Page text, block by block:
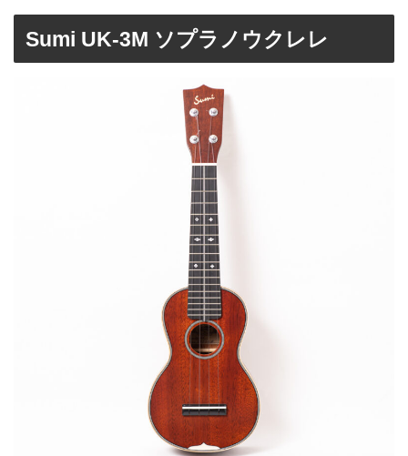
Sumi UK-3M ソプラノウクレレ